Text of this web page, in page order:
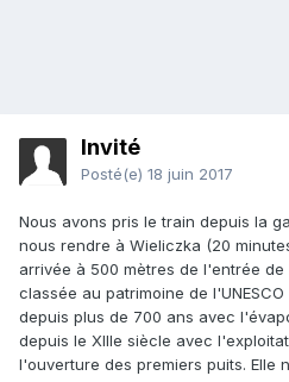
Invité
Posté(e) 18 juin 2017
Nous avons pris le train depuis la
nous rendre à Wieliczka (20
arrivée à 500 mètres de l'entrée de
classée au patrimoine de
depuis plus de 700 ans avec
depuis le XIIIe siècle avec
l'ouverture des premiers puits. Elle